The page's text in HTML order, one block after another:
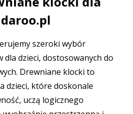
szeroki wybór
dla dzieci, dostosowanych do
Drewniane klocki to
dzieci, które doskonale
uczą logicznego